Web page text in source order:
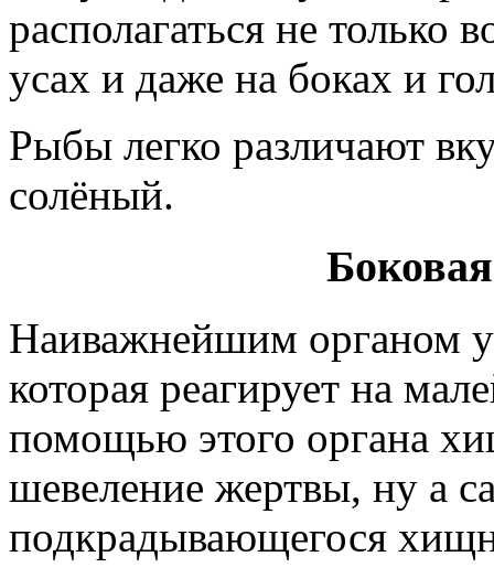
располагаться не только
усах и даже на боках и
Рыбы легко различают
солёный.
Наиважнейшим органом у
которая реагирует на
помощью этого органа
шевеление жертвы, ну а
подкрадывающегося